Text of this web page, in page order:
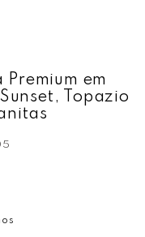
em
Topazio